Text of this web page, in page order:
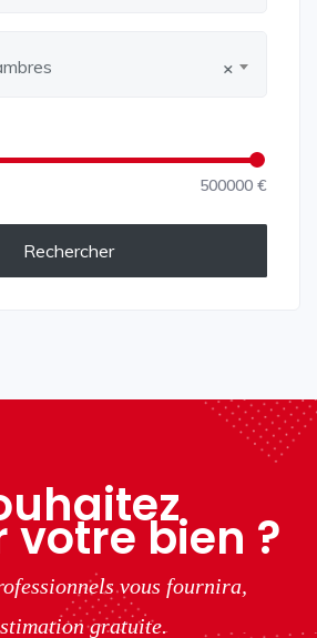
×
500000 €
Rechercher
votre bien ?
vous fournira,
gratuite.